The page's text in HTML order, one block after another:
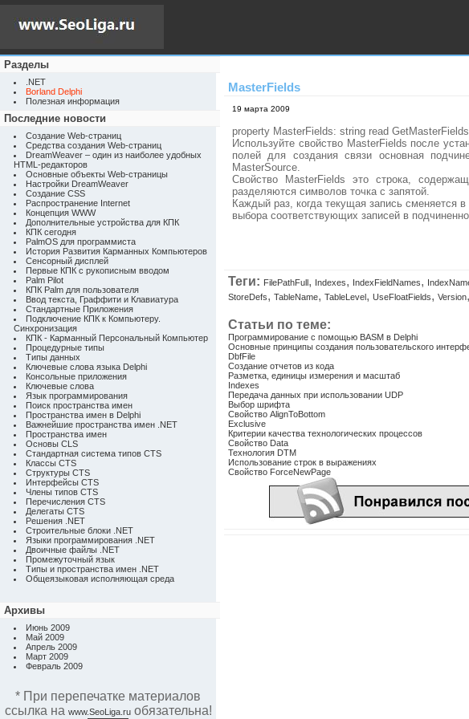
Разделы
.NET
Borland Delphi
Полезная информация
Последние новости
Создание Web-страниц
Средства создания Web-страниц
DreamWeaver – один из наиболее удобных
HTML-редакторов
Основные объекты Web-страницы
Настройки DreamWeaver
Создание CSS
Распространение Internet
Концепция WWW
Дополнительные устройства для КПК
КПК сегодня
PalmOS для программиста
История Развития Карманных Компьютеров
Сенсорный дисплей
Первые КПК с рукописным вводом
Palm Pilot
КПК Palm для пользователя
Ввод текста, Граффити и Клавиатура
Стандартные Приложения
Подключение КПК к Компьютеру.
Синхронизация
КПК - Карманный Персональный Компьютер
Процедурные типы
Типы данных
Ключевые слова языка Delphi
Консольные приложения
Ключевые слова
Язык программирования
Поиск пространства имен
Пространства имен в Delphi
Важнейшие пространства имен .NET
Пространства имен
Основы CLS
Стандартная система типов CTS
Классы CTS
Структуры CTS
Интерфейсы CTS
Члены типов CTS
Перечисления CTS
Делегаты CTS
Решения .NET
Строительные блоки .NET
Языки программирования .NET
Двоичные файлы .NET
Промежуточный язык
Типы и пространства имен .NET
Общеязыковая исполняющая среда
Архивы
Июнь 2009
Май 2009
Апрель 2009
Март 2009
Февраль 2009
* При перепечатке материалов
ссылка на www.SeoLiga.ruобязательна!
MasterFields
19 марта 2009
property MasterFields: string read
Используйте свойство MasterFields после
полей для создания связи основная
MasterSource.
Свойство MasterFields это строка,
разделяются символов точка с запятой.
Каждый раз, когда текущая запись сменяется
выбора соответствующих записей в
Теги: FilePathFull, Indexes, IndexFieldNames,
StoreDefs, TableName, TableLevel, UseFloatFields, Version,
Статьи по теме:
Программирование с помощью BASM в Delphi
Основные принципы создания пользовательского
DbfFile
Создание отчетов из кода
Разметка, единицы измерения и масштаб
Indexes
Передача данных при использовании UDP
Выбор шрифта
Свойство AlignToBottom
Exclusive
Критерии качества технологических процессов
Свойство Data
Технология DTM
Использование строк в выражениях
Свойство ForceNewPage